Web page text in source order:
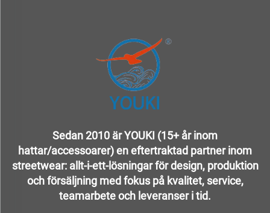
Sedan 2010 är YOUKI (15+ år inom
hattar/accessoarer) en eftertraktad partner inom
streetwear: allt-i-ett-lösningar för design, produktion
och försäljning med fokus på kvalitet, service,
teamarbete och leveranser i tid.